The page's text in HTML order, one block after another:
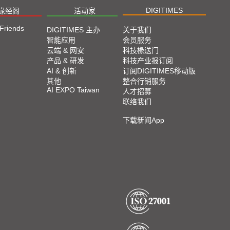
经阁 活动家 DIGITIMES
DIGITIMES 主办
智能应用
云端 & 网安
产品 & 研发
AI & 创新
其他
AI EXPO Taiwan
关于我们
会员服务
科技椽送门
科技产业报订阅
订阅DIGITIMES移动版
整合行销服务
人才招募
联络我们
下载新闻App